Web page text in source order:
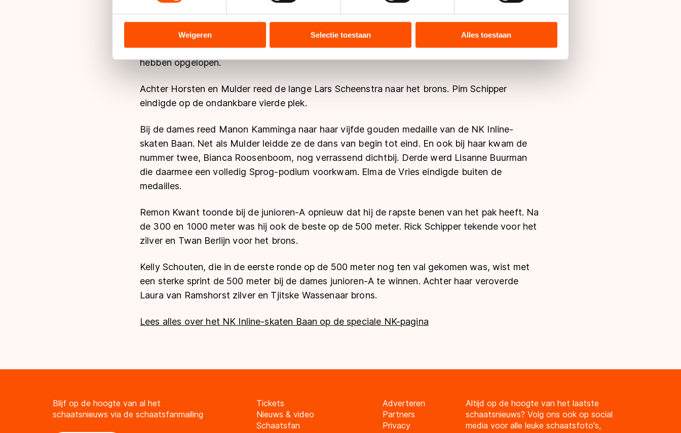
analyseren. We delen informatie over uw gebruik van onze site met onze partners voor social media, advertenties en
analyse. Zij kunnen deze combineren met andere gegevens die u aan hen heeft verstrekt of die zij hebben verzameld via
hun services. Sommige partners kunnen gegevens doorgeven aan landen buiten de EU, zoals de VS, waar mogelijk geen
adequaat beschermingsniveau geldt volgens de GDPR. Door op ‘Toestaan’ te klikken, stemt u in met deze overdracht.
Meer informatie vindt u in ons
Weigeren Selectie toestaan Alles toestaan
Na de finish raakte Mulder met zijn schoen de boarding langs de baan in Nijeveen en kwam
ten val. De beslist.nl-rijder stond echter snel weer op de been en liet weten weinig schade te
hebben opgelopen.
Achter Horsten en Mulder reed de lange Lars Scheenstra naar het brons. Pim Schipper
eindigde op de ondankbare vierde plek.
Bij de dames reed Manon Kamminga naar haar vijfde gouden medaille van de NK Inline-
skaten Baan. Net als Mulder leidde ze de dans van begin tot eind. En ook bij haar kwam de
nummer twee, Bianca Roosenboom, nog verrassend dichtbij. Derde werd Lisanne Buurman
die daarmee een volledig Sprog-podium voorkwam. Elma de Vries eindigde buiten de
medailles.
Remon Kwant toonde bij de junioren-A opnieuw dat hij de rapste benen van het pak heeft. Na
de 300 en 1000 meter was hij ook de beste op de 500 meter. Rick Schipper tekende voor het
zilver en Twan Berlijn voor het brons.
Kelly Schouten, die in de eerste ronde op de 500 meter nog ten val gekomen was, wist met
een sterke sprint de 500 meter bij de dames junioren-A te winnen. Achter haar veroverde
Laura van Ramshorst zilver en Tjitske Wassenaar brons.
Lees alles over het NK Inline-skaten Baan op de speciale NK-pagina
Blijf op de hoogte van al het
schaatsnieuws via de schaatsfanmailing
Tickets
Nieuws & video
Schaatsfan
Adverteren
Partners
Privacy
Altijd op de hoogte van het laatste
schaatsnieuws? Volg ons ook op social
media voor alle leuke schaatsfoto's,